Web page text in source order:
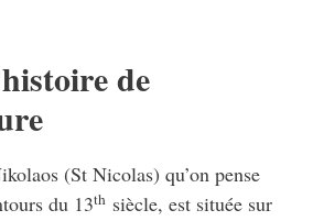
de
(St Nicolas) qu’on pense
du 13th siècle, est située sur